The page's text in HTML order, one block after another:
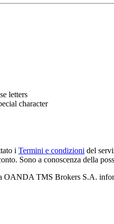
letters
character
i Termini e condizioni del
Sono a conoscenza della
OANDA TMS Brokers S.A.